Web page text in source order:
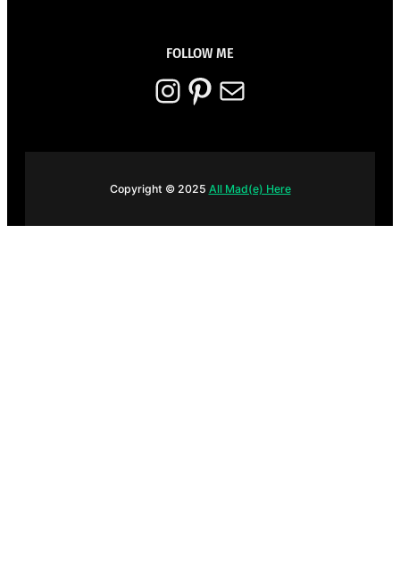
FOLLOW ME
Instagram Pinterest E-mail
Copyright © 2025 All Mad(e) Here